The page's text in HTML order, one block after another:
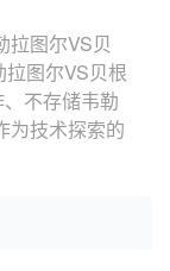
拉图尔VS贝
图尔VS贝根
不存储韦勒
为技术探索的